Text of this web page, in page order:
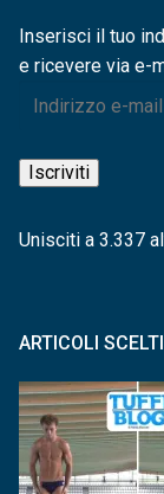
Inserisci il tuo
e ricevere via e-
Indirizzo
mail
Iscriviti
Unisciti a 3.337
ARTICOLI